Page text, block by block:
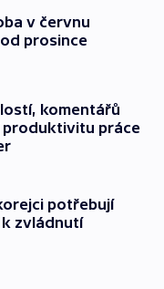
v červnu
prosince
komentářů
produktivitu práce
potřebují
k zvládnutí